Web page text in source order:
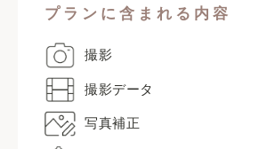
プランに含まれる内容
撮影
撮影データ
写真補正